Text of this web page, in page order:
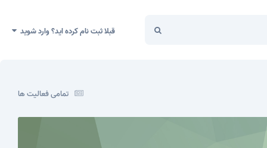
قبلا ثبت نام کرده اید؟ وارد شوید
تمامی فعالیت ها